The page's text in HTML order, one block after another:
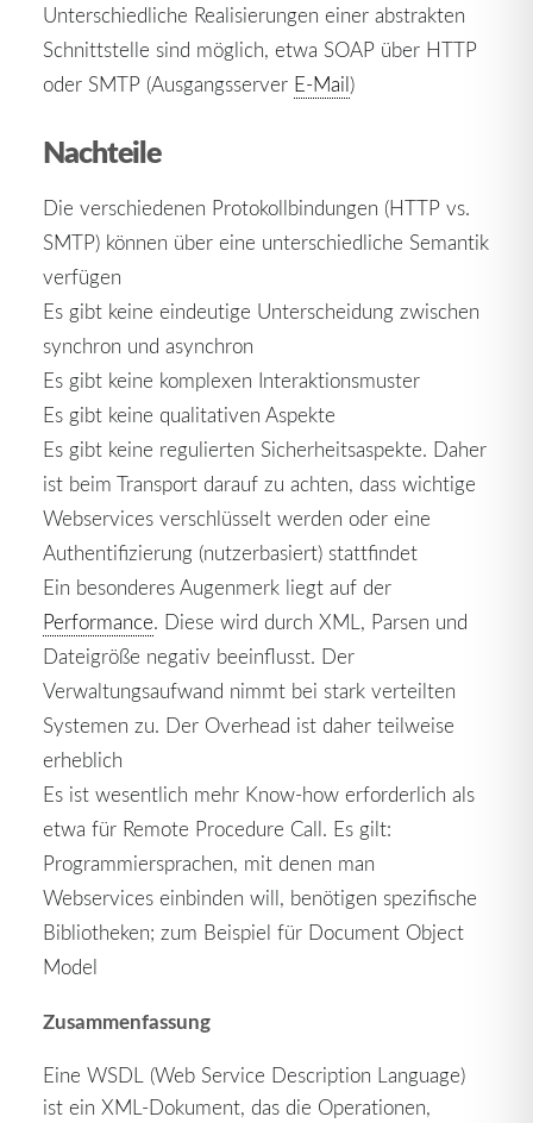
Unterschiedliche Realisierungen einer abstrakten
Schnittstelle sind möglich, etwa SOAP über HTTP
oder SMTP (Ausgangsserver E-Mail)
Nachteile
Die verschiedenen Protokollbindungen (HTTP vs.
SMTP) können über eine unterschiedliche Semantik
verfügen
Es gibt keine eindeutige Unterscheidung zwischen
synchron und asynchron
Es gibt keine komplexen Interaktionsmuster
Es gibt keine qualitativen Aspekte
Es gibt keine regulierten Sicherheitsaspekte. Daher
ist beim Transport darauf zu achten, dass wichtige
Webservices verschlüsselt werden oder eine
Authentifizierung (nutzerbasiert) stattfindet
Ein besonderes Augenmerk liegt auf der
Performance. Diese wird durch XML, Parsen und
Dateigröße negativ beeinflusst. Der
Verwaltungsaufwand nimmt bei stark verteilten
Systemen zu. Der Overhead ist daher teilweise
erheblich
Es ist wesentlich mehr Know-how erforderlich als
etwa für Remote Procedure Call. Es gilt:
Programmiersprachen, mit denen man
Webservices einbinden will, benötigen spezifische
Bibliotheken; zum Beispiel für Document Object
Model
Zusammenfassung
Eine WSDL (Web Service Description Language)
ist ein XML-Dokument, das die Operationen,